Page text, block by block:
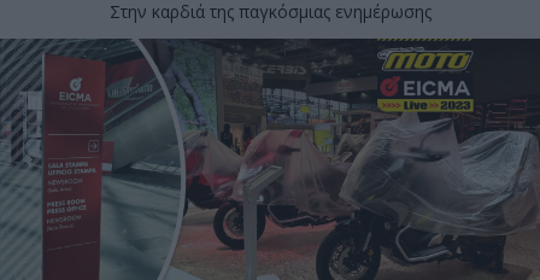
Στην καρδιά της παγκόσμιας ενημέρωσης